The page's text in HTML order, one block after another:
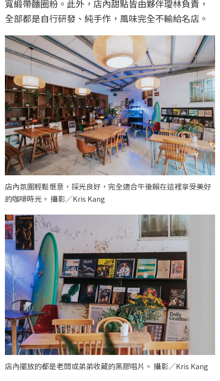
寬緞帶麵圈粉。此外，店內甜點皆由夥伴璦林負責，
全部都是自行研發、純手作，風味完全不輸給名店。
店內氛圍輕鬆愜意，採光良好，完全適合午後賴在這裡享受美好
的咖啡時光。 攝影／Kris Kang
店內擺放的都是老闆或弟弟收藏的黑膠唱片。 攝影／Kris Kang